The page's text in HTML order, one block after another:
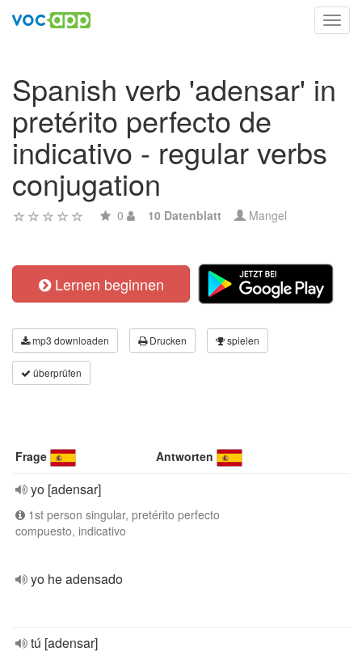
Spanish verb 'adensar' in
pretérito perfecto de
indicativo - regular verbs
conjugation
0 10 Datenblatt Mangel
Lernen beginnen
mp3 downloaden Drucken spielen
überprüfen
Frage Antworten
yo [adensar]
1st person singular, pretérito perfecto
compuesto, indicativo
yo he adensado
tú [adensar]